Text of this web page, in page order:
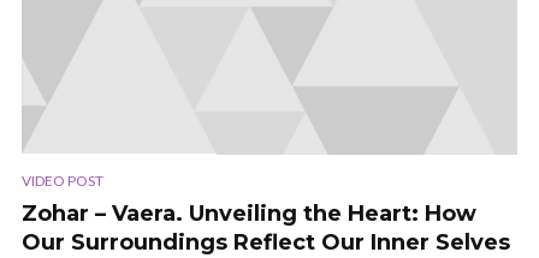
VIDEO POST
Zohar – Vaera. Unveiling the Heart: How
Our Surroundings Reflect Our Inner Selves